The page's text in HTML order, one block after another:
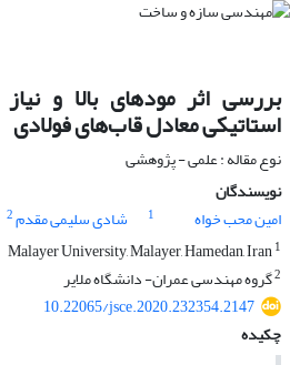
بررسی اثر مودهای بالا و
استاتیکی معادل قاب‌های فولادی
نوع مقاله : علمی - پژوهشی
نویسندگان
امین محب خواه
1 شادی سلیمی مقدم2
1
2گروه مهندسی عمران- دانشگاه ملایر
10.22065/jsce.2020.232354.2147
چکیده